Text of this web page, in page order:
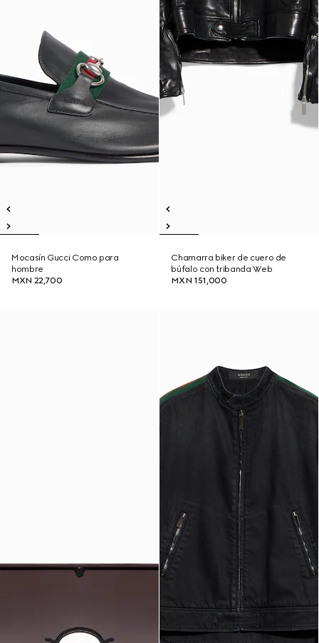
Mocasín Gucci Como para
hombre
MXN 22,700
Chamarra biker de cuero de
búfalo con tribanda Web
MXN 151,000